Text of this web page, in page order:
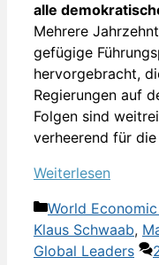
alle
Mehrere
gefügige
hervorgebracht,
Regierungen auf
Folgen sind
verheerend für
Weiterlesen
Kategorien
World
Klaus Schwaab,
Global Leaders